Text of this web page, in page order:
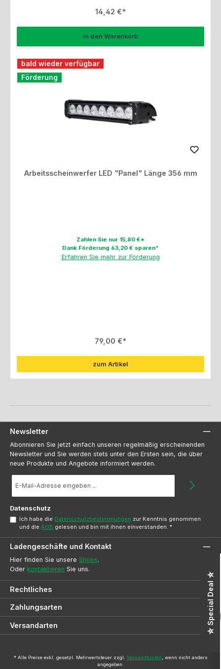
Regulärer Preis:
14,42 €
In den Warenkorb
bald wieder verfügbar
Förderung
Arbeitsscheinwerfer LED "Panel" Länge 356 mm
Zahlen Sie nur 15,80 €*
Dank Förderung 63,20 € sparen*
Erfahren Sie mehr zur Förderung
Regulärer Preis:
79,00 €
zum Artikel
Newsletter
Abonnieren Sie jetzt einfach unseren regelmäßig erscheinenden
Newsletter und Sie werden stets unter den Ersten sein, die über
neue Produkte und Angebote informiert werden.
Mail-
Datenschutz
Ich habe die Datenschutzbestimmungen zur Kenntnis genommen
und dieAGB gelesen und bin mit ihnen einverstanden.*
Ladengeschäfte und Kontakt
Hier finden Sie unsere Shops.
Oder kontaktieren Sie uns.
Rechtliches
Zahlungsarten
Versandarten
* Alle Preise exkl. gesetzl. Mehrwertsteuer zzgl. Versandkosten , wenn nicht anders
angegeben.
☆ Special Deal ☆